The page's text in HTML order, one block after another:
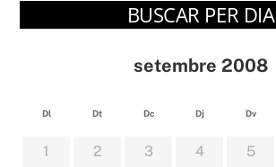
BUSCAR PER DIA
setembre 2008
Dl Dt Dc Dj Dv
1 2 3 4 5